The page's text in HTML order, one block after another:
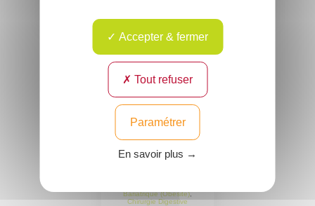
Cédric
Bariatrique (Obésité),
Chirurgie Digestive
Accepter & fermer
Tout refuser
Paramétrer
En savoir plus →